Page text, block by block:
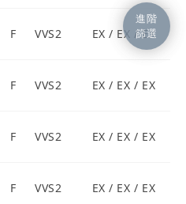
進階
篩選
F VVS2 EX / EX / EX
F VVS2 EX / EX / EX
F VVS2 EX / EX / EX
F VVS2 EX / EX / EX